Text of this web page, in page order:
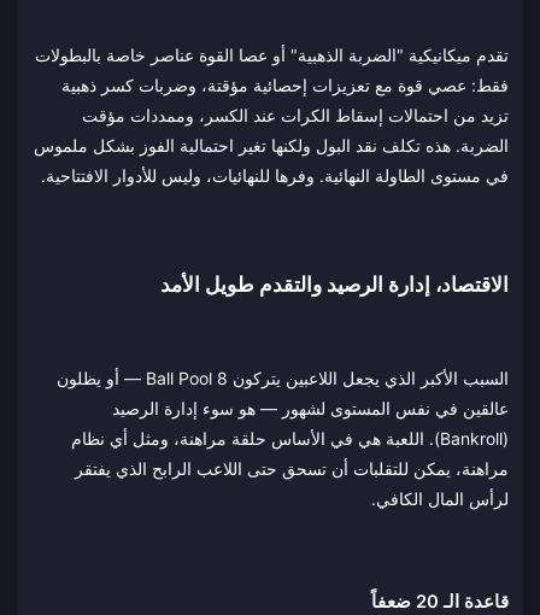
تقدم ميكانيكية "الضربة الذهبية" أو عصا القوة عناصر خاصة بالبطولات
فقط: عصي قوة مع تعزيزات إحصائية مؤقتة، وضربات كسر ذهبية
تزيد من احتمالات إسقاط الكرات عند الكسر، وممددات مؤقت
الضربة. هذه تكلف نقد البول ولكنها تغير احتمالية الفوز بشكل ملموس
في مستوى الطاولة النهائية. وفرها للنهائيات، وليس للأدوار الافتتاحية.
الاقتصاد، إدارة الرصيد والتقدم طويل الأمد
السبب الأكبر الذي يجعل اللاعبين يتركون 8 Ball Pool — أو يظلون
عالقين في نفس المستوى لشهور — هو سوء إدارة الرصيد
(Bankroll). اللعبة هي في الأساس حلقة مراهنة، ومثل أي نظام
مراهنة، يمكن للتقلبات أن تسحق حتى اللاعب الرابح الذي يفتقر
لرأس المال الكافي.
قاعدة الـ 20 ضعفاً